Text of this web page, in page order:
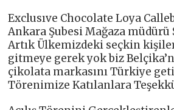
Exclusıve Chocolate Loya
Ankara Şubesi Mağaza müdürü
Artık Ülkemizdeki seçkin
gitmeye gerek yok biz
çikolata markasını Türkiye
Törenimize Katılanlara